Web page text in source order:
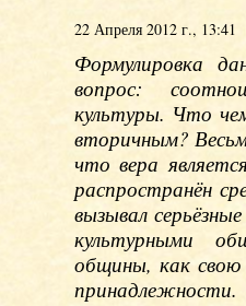
22 Апреля 2012 г., 13:41
Формулировка
вопрос:
культуры. Что
вторичным?
что вера
распространён
вызывал
культурными
общины, как свою